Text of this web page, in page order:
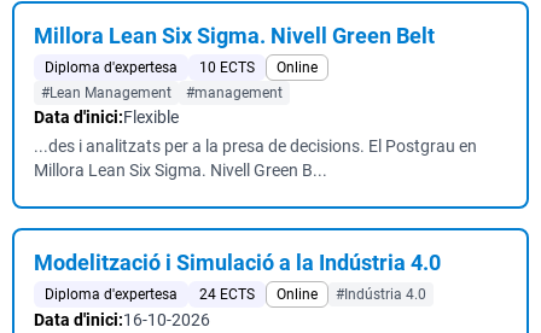
Millora Lean Six Sigma. Nivell Green Belt
Diploma d'expertesa 10 ECTS
Online
#Lean Management
#management
Data d'inici:Flexible
...des i analitzats per a la presa de decisions. El Postgrau en
Millora Lean Six Sigma. Nivell Green B...
Modelització i Simulació a la Indústria 4.0
Diploma d'expertesa 24 ECTS Online #Indústria 4.0
Data d'inici:16-10-2026